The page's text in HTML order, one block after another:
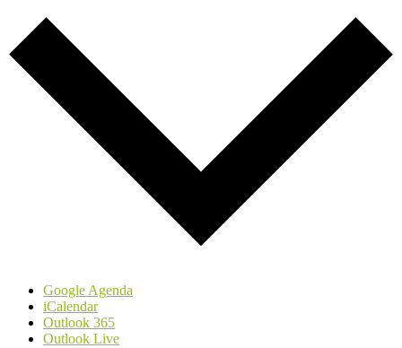
Google Agenda
iCalendar
Outlook 365
Outlook Live